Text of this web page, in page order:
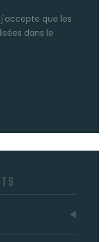
que les
dans le